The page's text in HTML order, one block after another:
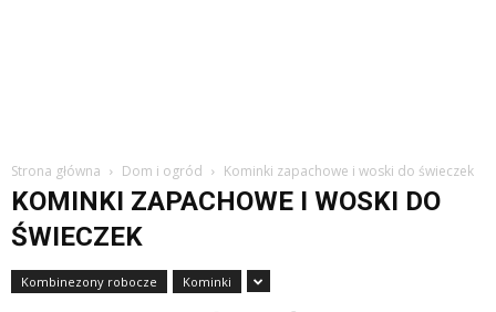
Strona główna Dom i ogród Kominki zapachowe i woski do świeczek
KOMINKI ZAPACHOWE I WOSKI DO
ŚWIECZEK
Kombinezony robocze Kominki